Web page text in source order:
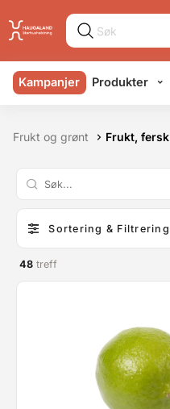
Kampanjer Produkter
Frukt og grønt Frukt, fersk
Sortering & Filtrering
48 treff